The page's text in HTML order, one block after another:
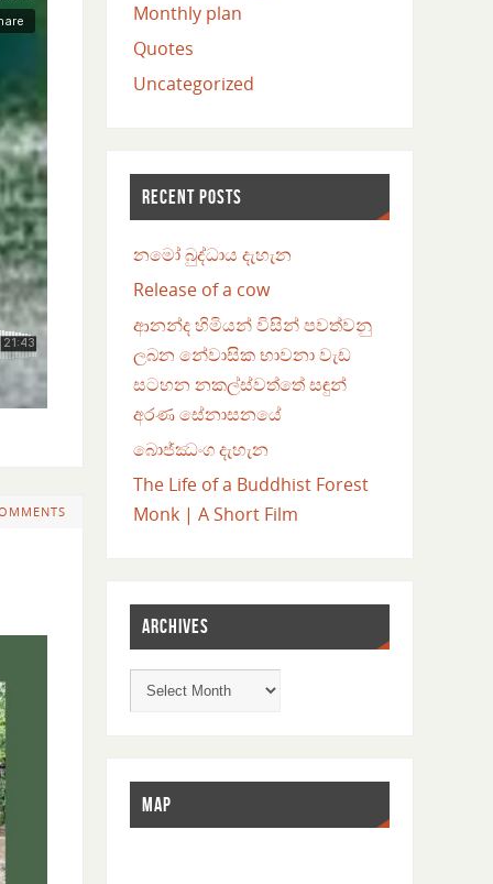
Monthly plan
Quotes
Uncategorized
RECENT POSTS
නමෝ බුද්ධාය දැහැන
Release of a cow
ආනන්ද හිමියන් විසින් පවත්වනු
ලබන නේවාසික භාවනා වැඩ
සටහන නකල්ස්වත්තේ සඳුන්
අරණ සේනාසනයේ
බොජ්ඣංග දැහැන
The Life of a Buddhist Forest
Monk | A Short Film
ARCHIVES
MAP